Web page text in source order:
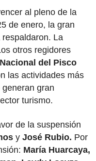
al pleno de la
de enero, la gran
La
otros regidores
del Pisco
las actividades más
gran
turismo.
de la suspensión
y José Rubio. Por
María Huarcaya,